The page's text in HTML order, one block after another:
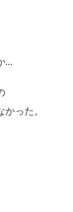
…
った。